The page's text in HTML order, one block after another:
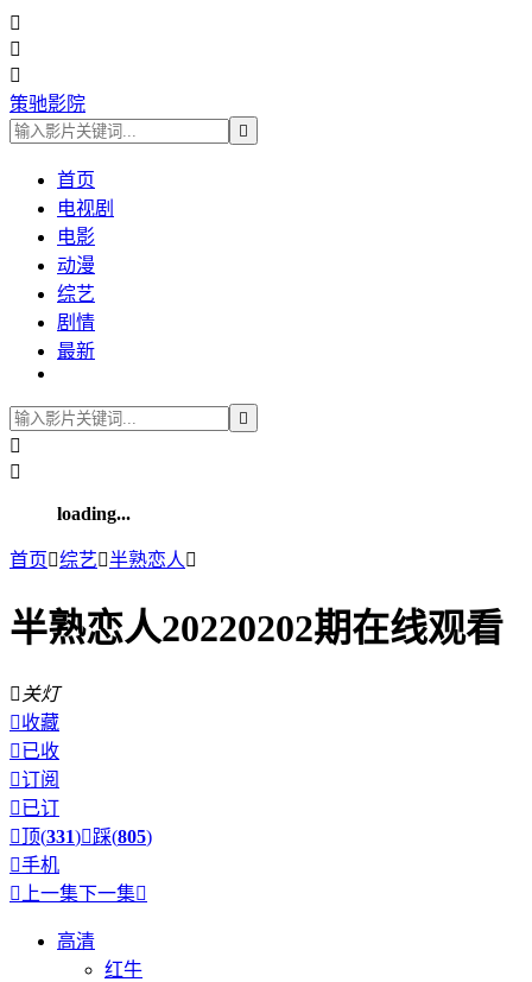



策驰影院

首页
电视剧
电影
动漫
综艺
剧情
最新



loading...
首页综艺半熟恋人 
半熟恋人20220202期在线观看
 关灯
收藏
已收
订阅
已订
顶(331)踩(805)
手机
 上一集下一集
高清
红牛